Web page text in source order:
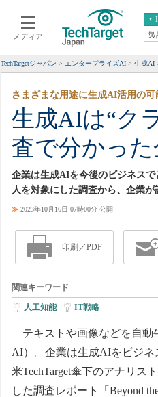
メディア
クラウド
スマートモバイル
ネットワーク
システム運用管理
エンタ
ERP
CX
情報系
製
TechTargetジャパン エンタープライズAI 生成AI
生成AIは“ク
査で分かっ
さまざまな用途に生成AI活用の可
企業は生成AIを今後のビジネス
人を対象にした調査から、企業
≫ 2023年10月16日 07時00分 公開
印刷／PDF
関連キーワード
人工知能| IT戦略
テキストや画像などを自動
AI）。企業は生成AIをビジネ
米TechTarget傘下のアナリス
した調査レポート「Beyond the